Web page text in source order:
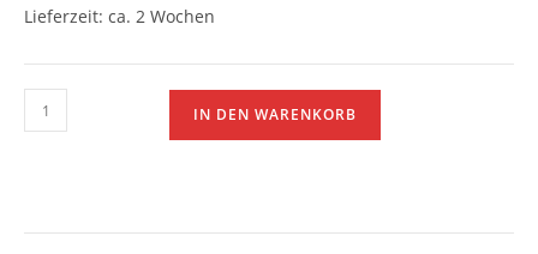
Lieferzeit: ca. 2 Wochen
Plüschtier
Wurm
IN DEN WARENKORB